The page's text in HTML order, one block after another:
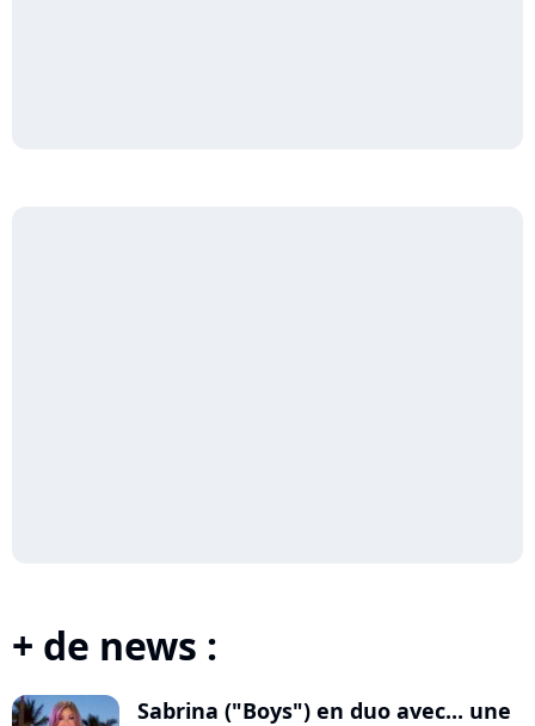
+ de news :
Sabrina ("Boys") en duo avec... une